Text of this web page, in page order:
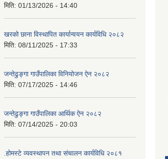
मिति: 01/13/2026 - 14:40
खरको छाना विस्थापित कार्यान्वयन कार्यविधि २०८२
मिति: 08/11/2025 - 17:33
जन्तेढुङ्गा गाउँपालिका विनियोजन ऐन २०८२
मिति: 07/17/2025 - 14:46
जन्तेढुङ्गा गाउँपालिका आर्थिक ऐन २०८२
मिति: 07/14/2025 - 20:03
.होमस्टे व्यवस्थापन तथा संचालन कार्यविधि २०८१